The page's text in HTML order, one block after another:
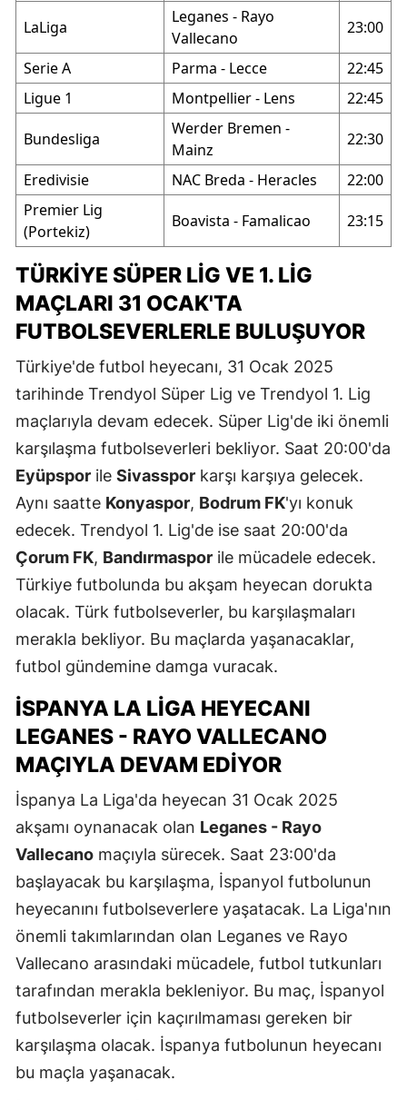
LaLiga
Leganes - Rayo
Vallecano
23:00
Serie A Parma - Lecce
22:45
Ligue 1
Montpellier - Lens 22:45
Bundesliga
Werder Bremen -
Mainz
22:30
Eredivisie NAC Breda - Heracles
22:00
Premier Lig
(Portekiz)
Boavista - Famalicao 23:15
TÜRKIYE SÜPER LIG VE 1. LIG
MAÇLARI 31 OCAK'TA
FUTBOLSEVERLERLE BULUŞUYOR
Türkiye'de futbol heyecanı, 31 Ocak 2025
tarihinde Trendyol Süper Lig ve Trendyol 1. Lig
maçlarıyla devam edecek. Süper Lig'de iki önemli
karşılaşma futbolseverleri bekliyor. Saat 20:00'da
Eyüpspor ile Sivasspor karşı karşıya gelecek.
Aynı saatte Konyaspor, Bodrum FK'yı konuk
edecek. Trendyol 1. Lig'de ise saat 20:00'da
Çorum FK, Bandırmaspor ile mücadele edecek.
Türkiye futbolunda bu akşam heyecan dorukta
olacak. Türk futbolseverler, bu karşılaşmaları
merakla bekliyor. Bu maçlarda yaşanacaklar,
futbol gündemine damga vuracak.
İSPANYA LA LIGA HEYECANI
LEGANES - RAYO VALLECANO
MAÇIYLA DEVAM EDIYOR
İspanya La Liga'da heyecan 31 Ocak 2025
akşamı oynanacak olan Leganes - Rayo
Vallecano maçıyla sürecek. Saat 23:00'da
başlayacak bu karşılaşma, İspanyol futbolunun
heyecanını futbolseverlere yaşatacak. La Liga'nın
önemli takımlarından olan Leganes ve Rayo
Vallecano arasındaki mücadele, futbol tutkunları
tarafından merakla bekleniyor. Bu maç, İspanyol
futbolseverler için kaçırılmaması gereken bir
karşılaşma olacak. İspanya futbolunun heyecanı
bu maçla yaşanacak.